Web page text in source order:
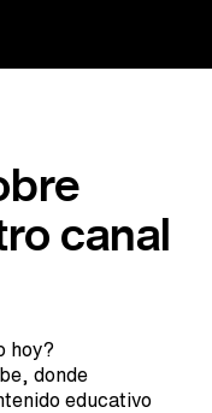
canal
hoy?
donde
educativo